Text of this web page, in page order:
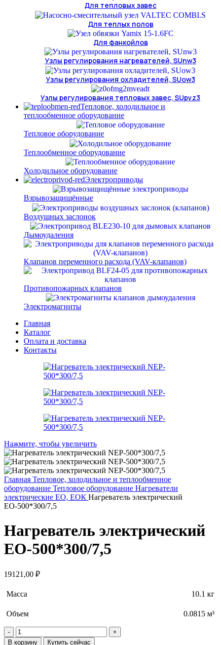
Для тепловых завес
Для теплых полов
Для фанкойлов
Узлы регулирования нагревателей, SUnw3
Узлы регулирования охладителей, SUow3
Узлы регулирования тепловых завес, SUpvz3
Тепловое, холодильное и
теплообменное оборудование
Тепловое оборудование
Теплообменное оборудование
Холодильное оборудование
Электроприводы
Взрывозащищённые
Воздушных заслонок
Дымоудаления
Клапанов переменного расхода (VAV-клапанов)
Противопожарных клапанов
Электромагниты
Главная
Каталог
Оплата и доставка
Контакты
Нажмите, чтобы увеличить
Главная Тепловое, холодильное и теплообменное
оборудование Тепловое оборудование Нагреватели
электрические ЕО, ЕОК Нагреватель электрический
ЕО-500*300/7,5
Нагреватель электрический
ЕО-500*300/7,5
19121,00 ₽
Масса 10.1 кг
Объем
0.0815 м³
Количество
товара
В корзину Купить сейчас